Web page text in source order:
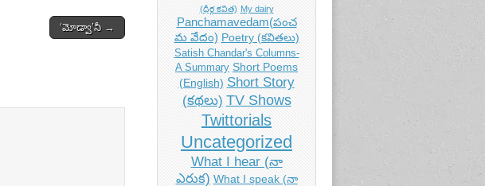
‘మోడ్వా’నీ →
(ధీర్గ కవిత) My dairy
Panchamavedam(పంచ
మ వేదం) Poetry (కవితలు)
Satish Chandar's Columns-
A Summary Short Poems
(English) Short Story
(కథలు) TV Shows
Twittorials
Uncategorized
What I hear (నా
ఎరుక) What I speak (నా